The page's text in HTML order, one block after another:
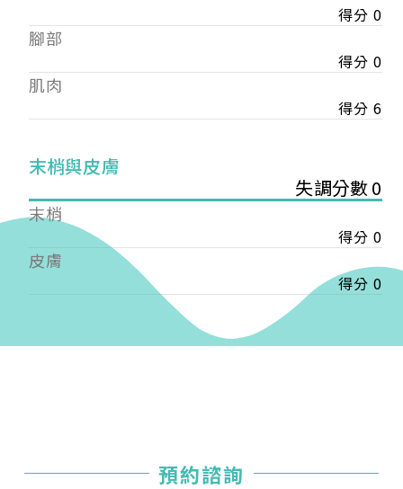
得分 0
腳部
得分 0
肌肉
得分 6
末梢與皮膚
失調分數 0
末梢
得分 0
皮膚
得分 0
預約諮詢
【會費】
入會費新臺幣1200元，於會員入會時繳納；常年會
費1200元，於每年度繳納。
入會費新臺幣3000元，於會員入會時繳納；常年會
費3000元，於每年度繳納。
戶名: 社團法人台灣自律神經健康培訓暨發展協會
帳號: 003-03-501566-2
銀行: (013) 國泰世華 南京東路分行